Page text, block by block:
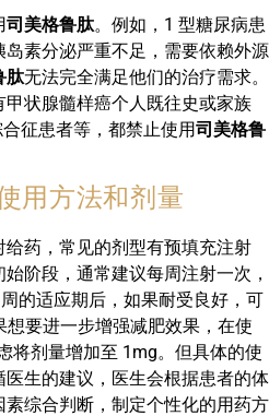
司美格鲁肽。例如，1 型糖尿病患
素分泌严重不足，需要依赖外源
肽无法完全满足他们的治疗需求。
状腺髓样癌个人既往史或家族
征患者等，都禁止使用司美格鲁
用方法和剂量
给药，常见的剂型有预填充注射
阶段，通常建议每周注射一次，
的适应期后，如果耐受良好，可
要进一步增强减肥效果，在使
将剂量增加至 1mg。但具体的使
生的建议，医生会根据患者的体
综合判断，制定个性化的用药方